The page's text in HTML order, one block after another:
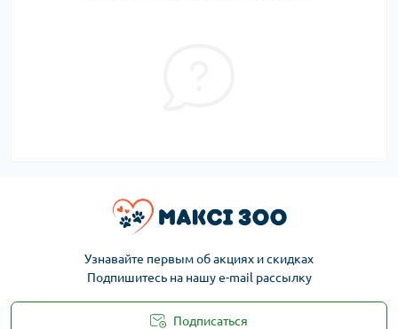
Узнавайте первым об акциях и скидках
Подпишитесь на нашу e-mail рассылку
Подписаться